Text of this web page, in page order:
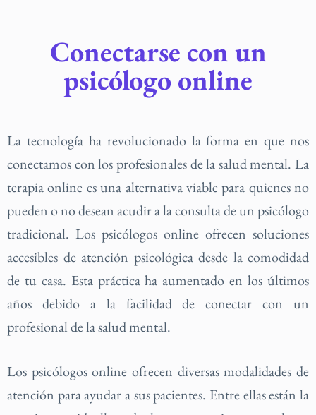
Conectarse con un
psicólogo online
La tecnología ha revolucionado la forma en que nos
conectamos con los profesionales de la salud mental. La
terapia online es una alternativa viable para quienes no
pueden o no desean acudir a la consulta de un psicólogo
tradicional. Los psicólogos online ofrecen soluciones
accesibles de atención psicológica desde la comodidad
de tu casa. Esta práctica ha aumentado en los últimos
años debido a la facilidad de conectar con un
profesional de la salud mental.
Los psicólogos online ofrecen diversas modalidades de
atención para ayudar a sus pacientes. Entre ellas están la